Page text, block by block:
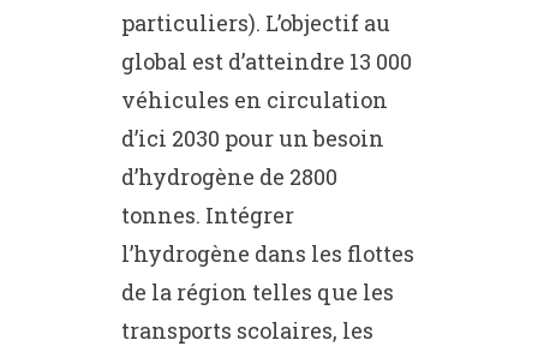
particuliers). L’objectif au
global est d’atteindre 13 000
véhicules en circulation
d’ici 2030 pour un besoin
d’hydrogène de 2800
tonnes. Intégrer
l’hydrogène dans les flottes
de la région telles que les
transports scolaires, les